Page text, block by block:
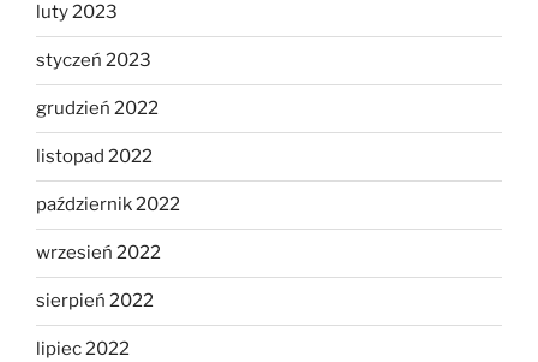
luty 2023
styczeń 2023
grudzień 2022
listopad 2022
październik 2022
wrzesień 2022
sierpień 2022
lipiec 2022